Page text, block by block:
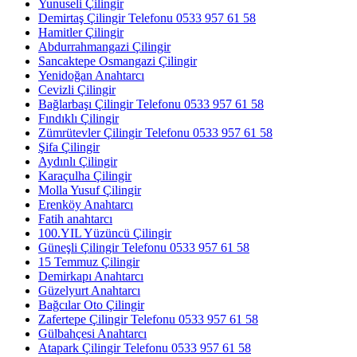
Yunuseli Çilingir
Demirtaş Çilingir Telefonu 0533 957 61 58
Hamitler Çilingir
Abdurrahmangazi Çilingir
Sancaktepe Osmangazi Çilingir
Yenidoğan Anahtarcı
Cevizli Çilingir
Bağlarbaşı Çilingir Telefonu 0533 957 61 58
Fındıklı Çilingir
Zümrütevler Çilingir Telefonu 0533 957 61 58
Şifa Çilingir
Aydınlı Çilingir
Karaçulha Çilingir
Molla Yusuf Çilingir
Erenköy Anahtarcı
Fatih anahtarcı
100.YIL Yüzüncü Çilingir
Güneşli Çilingir Telefonu 0533 957 61 58
15 Temmuz Çilingir
Demirkapı Anahtarcı
Güzelyurt Anahtarcı
Bağcılar Oto Çilingir
Zafertepe Çilingir Telefonu 0533 957 61 58
Gülbahçesi Anahtarcı
Atapark Çilingir Telefonu 0533 957 61 58